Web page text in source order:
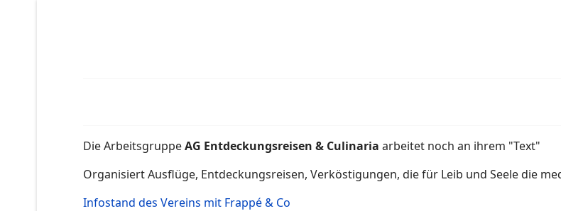
Die ArbeitsgruppeAG Entdeckungsreisen & Culinaria arbeitet noch an ihrem "Text"
Organisiert Ausflüge, Entdeckungsreisen, Verköstigungen, die für Leib und Seele die
Infostand des Vereins mit Frappé & Co